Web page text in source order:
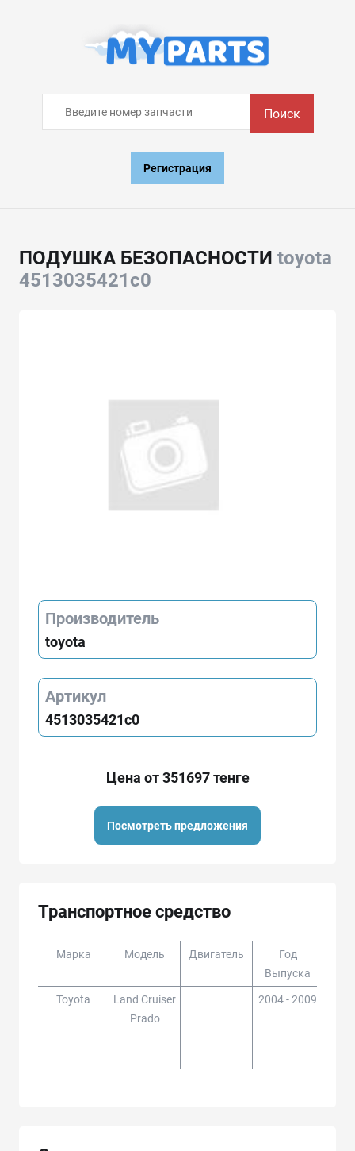
Поиск
Регистрация
ПОДУШКА БЕЗОПАСНОСТИ toyota
4513035421c0
Производитель
toyota
Артикул
4513035421c0
Цена от 351697 тенге
Посмотреть предложения
Транспортное средство
Марка Модель Двигатель
Год
Выпуска
Toyota
Land Cruiser
Prado
2004 - 2009